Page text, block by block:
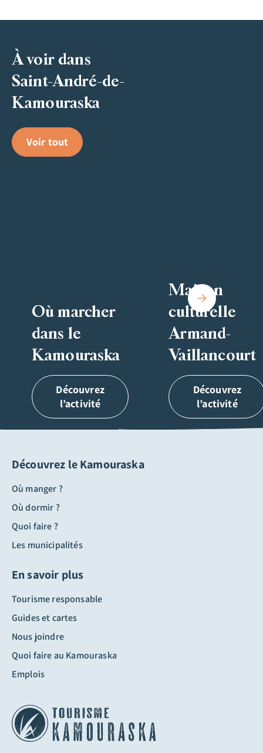
À voir dans
Saint-André-de-
Kamouraska
Voir tout
Où marcher
dans le
Kamouraska
Découvrez
l’activité
Maison
culturelle
Armand-
Vaillancourt
Découvrez
l’activité
Découvrez le Kamouraska
Où manger ?
Où dormir ?
Quoi faire ?
Les municipalités
En savoir plus
Tourisme responsable
Guides et cartes
Nous joindre
Quoi faire au Kamouraska
Emplois